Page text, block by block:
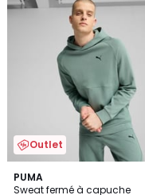
Outlet
PUMA
Sweat fermé à capuche